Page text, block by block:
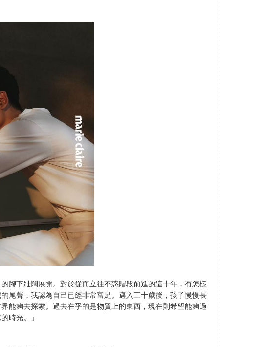
腳下壯闊展開。對於從而立往不惑階段前進的這十年，有怎樣
尾聲，我認為自己已經非常富足。邁入三十歲後，孩子慢慢長
能夠去探索。過去在乎的是物質上的東西，現在則希望能夠過
時光。」